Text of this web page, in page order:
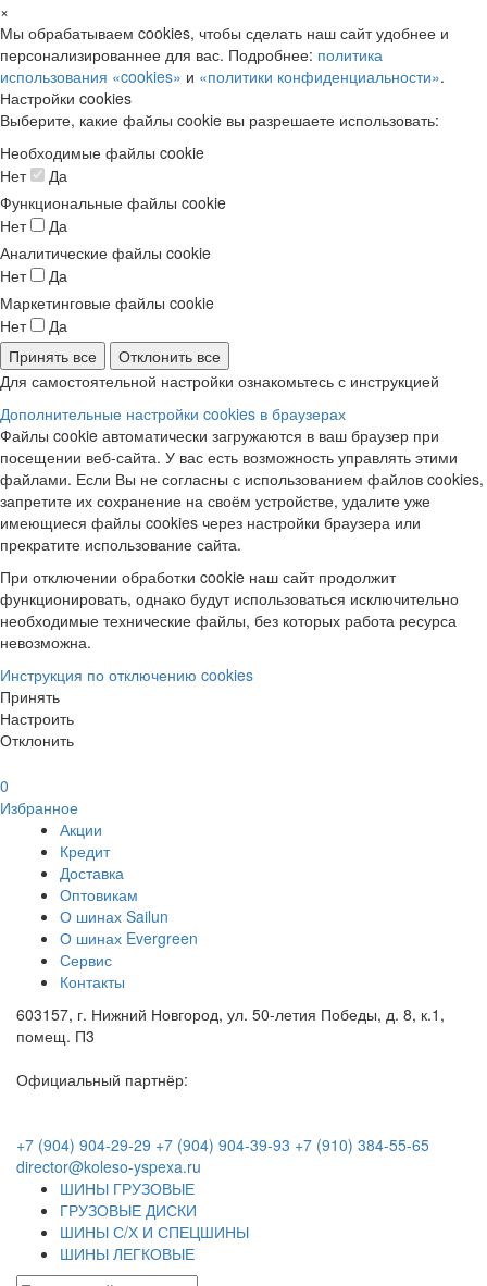
×
Мы обрабатываем cookies, чтобы сделать наш сайт удобнее и
персонализированнее для вас. Подробнее: политика
использования «cookies» и «политики конфиденциальности».
Настройки cookies
Выберите, какие файлы cookie вы разрешаете использовать:
Необходимые файлы cookie
Нет
Да
Функциональные файлы cookie
Нет
Да
Аналитические файлы cookie
Нет
Да
Маркетинговые файлы cookie
Нет
Да
Принять все
Отклонить все
Для самостоятельной настройки ознакомьтесь с инструкцией
Дополнительные настройки cookies в браузерах
Файлы cookie автоматически загружаются в ваш браузер при
посещении веб-сайта. У вас есть возможность управлять этими
файлами. Если Вы не согласны с использованием файлов cookies,
запретите их сохранение на своём устройстве, удалите уже
имеющиеся файлы cookies через настройки браузера или
прекратите использование сайта.
При отключении обработки cookie наш сайт продолжит
функционировать, однако будут использоваться исключительно
необходимые технические файлы, без которых работа ресурса
невозможна.
Инструкция по отключению cookies
Принять
Настроить
Отклонить
0
Избранное
Акции
Кредит
Доставка
Оптовикам
О шинах Sailun
О шинах Evergreen
Сервис
Контакты
603157, г. Нижний Новгород, ул. 50-летия Победы, д. 8, к.1,
помещ. П3
Официальный партнёр:
+7 (904) 904-29-29 +7 (904) 904-39-93 +7 (910) 384-55-65
director@koleso-yspexa.ru
ШИНЫ ГРУЗОВЫЕ
ГРУЗОВЫЕ ДИСКИ
ШИНЫ С/Х И СПЕЦШИНЫ
ШИНЫ ЛЕГКОВЫЕ